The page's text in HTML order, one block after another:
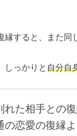
縁すると、また同
しっかりと 自分自
た相手との
恋愛の復縁